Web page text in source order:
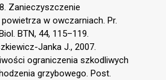
Zanieczyszczenie
w owczarniach. Pr.
BTN, 44, 115–119.
Janka J., 2007.
ograniczenia szkodliwych
grzybowego. Post.